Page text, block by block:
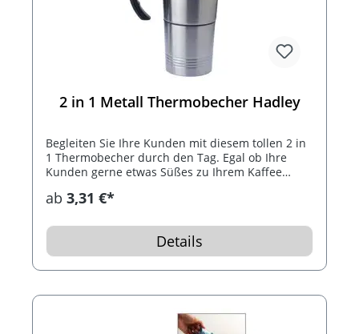
2 in 1 Metall Thermobecher Hadley
Begleiten Sie Ihre Kunden mit diesem tollen 2 in
1 Thermobecher durch den Tag. Egal ob Ihre
Kunden gerne etwas Süßes zu Ihrem Kaffee
trinken, in dem kleinen Behälter (ca. 200 ml)
seinen Platz. Einfach befüllen und anschrauben.
Ihre Werbung bringen wir mittels Lasergravur
auf dem Becher an. Einzeln im silbernen
Geschenkkarton verpackt.
ab 3,31 €*
Details